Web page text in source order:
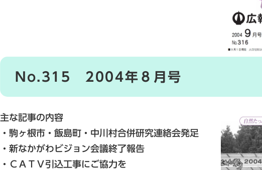
No.315 2004年８月号
主な記事の内容
・駒ヶ根市・飯島町・中川村合併研究連絡会発足
・新なかがわビジョン会議終了報告
・ＣＡＴＶ引込工事にご協力を